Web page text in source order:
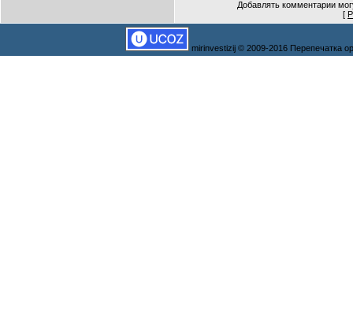
Добавлять комментарии
[
mirinvestizij © 2009-2016 Перепечатка